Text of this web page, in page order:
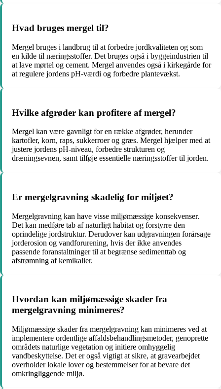
Hvad bruges mergel til?
Mergel bruges i landbrug til at forbedre jordkvaliteten og som
en kilde til næringsstoffer. Det bruges også i byggeindustrien til
at lave mørtel og cement. Mergel anvendes også i kirkegårde for
at regulere jordens pH-værdi og forbedre plantevækst.
Hvilke afgrøder kan profitere af mergel?
Mergel kan være gavnligt for en række afgrøder, herunder
kartofler, korn, raps, sukkerroer og græs. Mergel hjælper med at
justere jordens pH-niveau, forbedre strukturen og
dræningsevnen, samt tilføje essentielle næringsstoffer til jorden.
Er mergelgravning skadelig for miljøet?
Mergelgravning kan have visse miljømæssige konsekvenser.
Det kan medføre tab af naturligt habitat og forstyrre den
oprindelige jordstruktur. Derudover kan udgravningen forårsage
jorderosion og vandforurening, hvis der ikke anvendes
passende foranstaltninger til at begrænse sedimenttab og
afstrømning af kemikalier.
Hvordan kan miljømæssige skader fra
mergelgravning minimeres?
Miljømæssige skader fra mergelgravning kan minimeres ved at
implementere ordentlige affaldsbehandlingsmetoder, genoprette
områdets naturlige vegetation og initiere omhyggelig
vandbeskyttelse. Det er også vigtigt at sikre, at gravearbejdet
overholder lokale lover og bestemmelser for at bevare det
omkringliggende miljø.